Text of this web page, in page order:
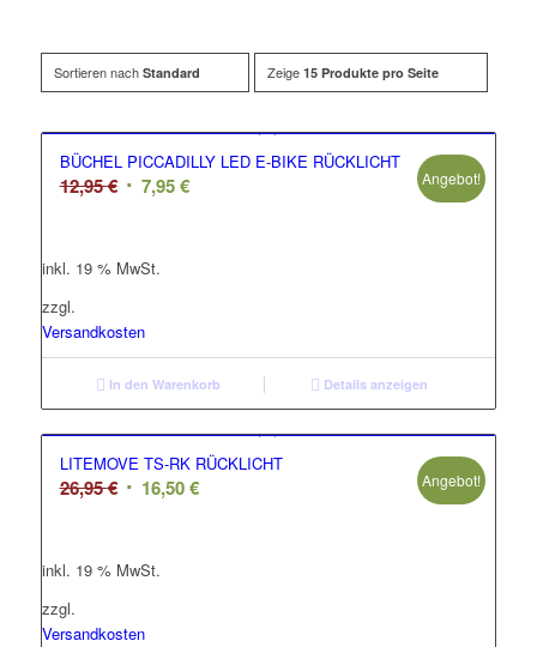
Sortieren nach Standard Zeige 15 Produkte pro Seite
BÜCHEL PICCADILLY LED E-BIKE RÜCKLICHT
12,95€ Ursprünglicher
12,95 €
7,95€Aktueller
Angebot!
inkl. 19 % MwSt.
zzgl.
Versandkosten
In den Warenkorb Details anzeigen
LITEMOVE TS-RK RÜCKLICHT
26,95€ Ursprünglicher
26,95 €
16,50€Aktueller
Angebot!
inkl. 19 % MwSt.
zzgl.
Versandkosten